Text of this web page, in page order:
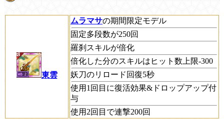
東雲
ムラマサの期間限定モデル
固定多段数が250回
羅刹スキルが倍化
倍化した分のスキルはヒット数上限-300
妖刀のリロード回復5秒
使用1回目に復活効果&ドロップアップ付
与
使用2回目で連撃200回